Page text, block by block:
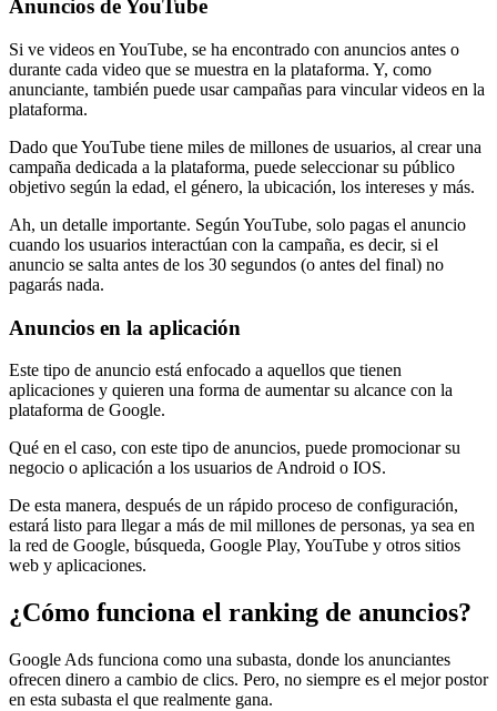
Anuncios de YouTube
Si ve videos en YouTube, se ha encontrado con anuncios antes o
durante cada video que se muestra en la plataforma. Y, como
anunciante, también puede usar campañas para vincular videos en la
plataforma.
Dado que YouTube tiene miles de millones de usuarios, al crear una
campaña dedicada a la plataforma, puede seleccionar su público
objetivo según la edad, el género, la ubicación, los intereses y más.
Ah, un detalle importante. Según YouTube, solo pagas el anuncio
cuando los usuarios interactúan con la campaña, es decir, si el
anuncio se salta antes de los 30 segundos (o antes del final) no
pagarás nada.
Anuncios en la aplicación
Este tipo de anuncio está enfocado a aquellos que tienen
aplicaciones y quieren una forma de aumentar su alcance con la
plataforma de Google.
Qué en el caso, con este tipo de anuncios, puede promocionar su
negocio o aplicación a los usuarios de Android o IOS.
De esta manera, después de un rápido proceso de configuración,
estará listo para llegar a más de mil millones de personas, ya sea en
la red de Google, búsqueda, Google Play, YouTube y otros sitios
web y aplicaciones.
¿Cómo funciona el ranking de anuncios?
Google Ads funciona como una subasta, donde los anunciantes
ofrecen dinero a cambio de clics. Pero, no siempre es el mejor postor
en esta subasta el que realmente gana.